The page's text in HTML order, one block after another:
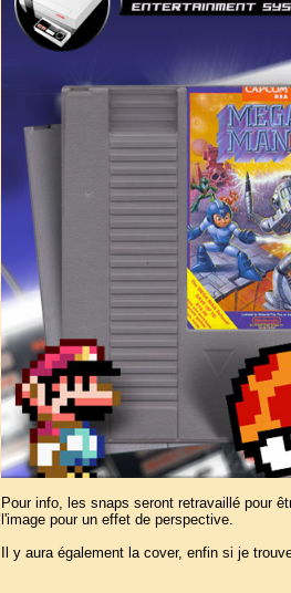
Pour info, les snaps seront retravaillé pour
l'image pour un effet de perspective.
Il y aura également la cover, enfin si je